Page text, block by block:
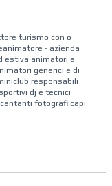
turismo con o
- azienda
estiva animatori e
generici e di
responsabili
dj e tecnici
fotografi capi